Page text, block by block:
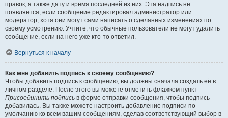
правок, а также дату и время последней из них. Эта надпись не
появляется, если сообщение редактировал администратор или
модератор, хотя они могут сами написать о сделанных изменениях по
своему усмотрению. Учтите, что обычные пользователи не могут удалить
сообщение, если на него уже кто-то ответил.
Вернуться к началу
Как мне добавить подпись к своему сообщению?
Чтобы добавить подпись к сообщению, вы должны сначала создать её в
личном разделе. После этого вы можете отметить флажком пункт
Присоединить подпись в форме отправки сообщения, чтобы подпись
добавилась. Вы также можете настроить добавление подписи по
умолчанию ко всем вашим сообщениям, сделав соответствующий выбор в